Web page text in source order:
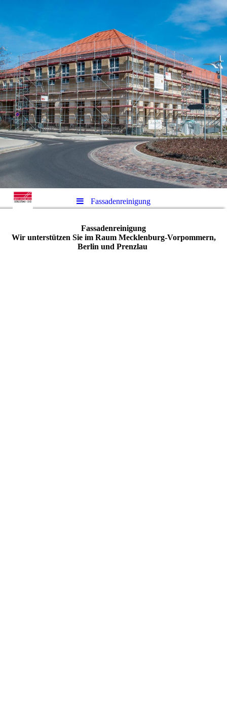
Fassadenreinigung
Fassadenreinigung
Wir unterstützen Sie im Raum Mecklenburg-Vorpommern,
Berlin und Prenzlau